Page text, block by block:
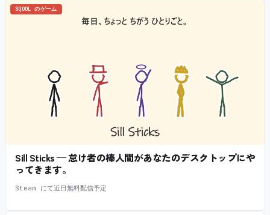
SQOOL のゲーム
Sill Sticks — 怠け者の棒人間があなたのデスクトップにや
ってきます。
Steam にて近日無料配信予定